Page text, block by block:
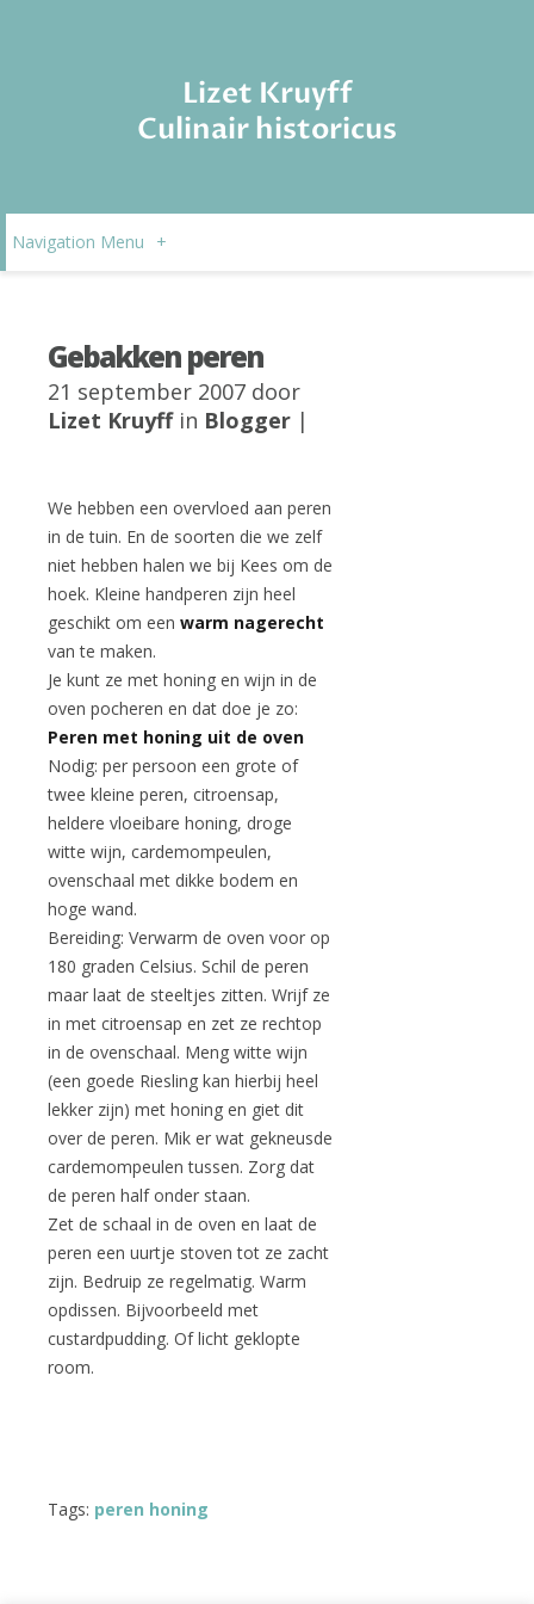
Lizet Kruyff
Culinair historicus
Navigation Menu +
Gebakken peren
21 september 2007 door
Lizet Kruyffin Blogger |
We hebben een overvloed aan peren
in de tuin. En de soorten die we zelf
niet hebben halen we bij Kees om de
hoek. Kleine handperen zijn heel
geschikt om een warm nagerecht
van te maken.
Je kunt ze met honing en wijn in de
oven pocheren en dat doe je zo:
Peren met honing uit de oven
Nodig: per persoon een grote of
twee kleine peren, citroensap,
heldere vloeibare honing, droge
witte wijn, cardemompeulen,
ovenschaal met dikke bodem en
hoge wand.
Bereiding: Verwarm de oven voor op
180 graden Celsius. Schil de peren
maar laat de steeltjes zitten. Wrijf ze
in met citroensap en zet ze rechtop
in de ovenschaal. Meng witte wijn
(een goede Riesling kan hierbij heel
lekker zijn) met honing en giet dit
over de peren. Mik er wat gekneusde
cardemompeulen tussen. Zorg dat
de peren half onder staan.
Zet de schaal in de oven en laat de
peren een uurtje stoven tot ze zacht
zijn. Bedruip ze regelmatig. Warm
opdissen. Bijvoorbeeld met
custardpudding. Of licht geklopte
room.
Tags: peren honing